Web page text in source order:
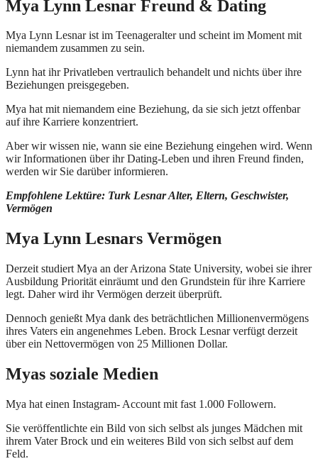
Mya Lynn Lesnar Freund & Dating
Mya Lynn Lesnar ist im Teenageralter und scheint im Moment mit
niemandem zusammen zu sein.
Lynn hat ihr Privatleben vertraulich behandelt und nichts über ihre
Beziehungen preisgegeben.
Mya hat mit niemandem eine Beziehung, da sie sich jetzt offenbar
auf ihre Karriere konzentriert.
Aber wir wissen nie, wann sie eine Beziehung eingehen wird. Wenn
wir Informationen über ihr Dating-Leben und ihren Freund finden,
werden wir Sie darüber informieren.
Empfohlene Lektüre: Turk Lesnar Alter, Eltern, Geschwister,
Vermögen
Mya Lynn Lesnars Vermögen
Derzeit studiert Mya an der Arizona State University, wobei sie ihrer
Ausbildung Priorität einräumt und den Grundstein für ihre Karriere
legt. Daher wird ihr Vermögen derzeit überprüft.
Dennoch genießt Mya dank des beträchtlichen Millionenvermögens
ihres Vaters ein angenehmes Leben. Brock Lesnar verfügt derzeit
über ein Nettovermögen von 25 Millionen Dollar.
Myas soziale Medien
Mya hat einen Instagram- Account mit fast 1.000 Followern.
Sie veröffentlichte ein Bild von sich selbst als junges Mädchen mit
ihrem Vater Brock und ein weiteres Bild von sich selbst auf dem
Feld.